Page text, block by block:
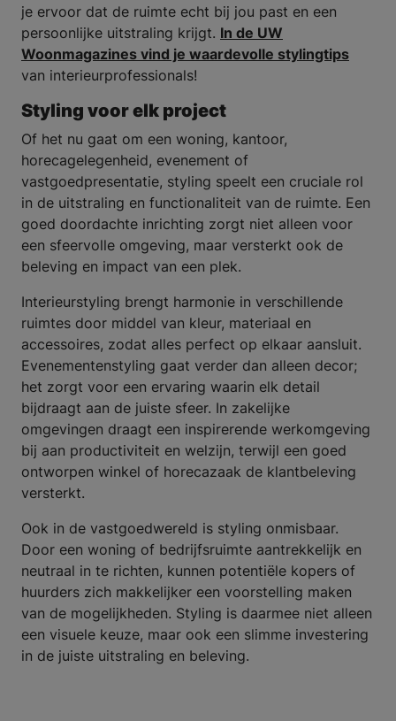
je ervoor dat de ruimte echt bij jou past en een
persoonlijke uitstraling krijgt. In de UW
Woonmagazines vind je waardevolle stylingtips
van interieurprofessionals!
Styling voor elk project
Of het nu gaat om een woning, kantoor,
horecagelegenheid, evenement of
vastgoedpresentatie, styling speelt een cruciale rol
in de uitstraling en functionaliteit van de ruimte. Een
goed doordachte inrichting zorgt niet alleen voor
een sfeervolle omgeving, maar versterkt ook de
beleving en impact van een plek.
Interieurstyling brengt harmonie in verschillende
ruimtes door middel van kleur, materiaal en
accessoires, zodat alles perfect op elkaar aansluit.
Evenementenstyling gaat verder dan alleen decor;
het zorgt voor een ervaring waarin elk detail
bijdraagt aan de juiste sfeer. In zakelijke
omgevingen draagt een inspirerende werkomgeving
bij aan productiviteit en welzijn, terwijl een goed
ontworpen winkel of horecazaak de klantbeleving
versterkt.
Ook in de vastgoedwereld is styling onmisbaar.
Door een woning of bedrijfsruimte aantrekkelijk en
neutraal in te richten, kunnen potentiële kopers of
huurders zich makkelijker een voorstelling maken
van de mogelijkheden. Styling is daarmee niet alleen
een visuele keuze, maar ook een slimme investering
in de juiste uitstraling en beleving.